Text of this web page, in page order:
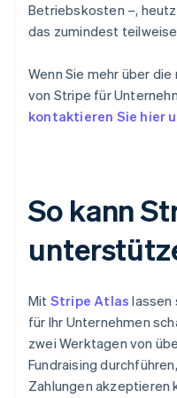
Betriebskosten –,
das zumindest
Wenn Sie mehr über
von Stripe für
kontaktieren Sie hier
So kann
Mit Stripe Atlas lassen
für Ihr Unternehmen
zwei Werktagen von
Fundraising
Zahlungen akzeptieren